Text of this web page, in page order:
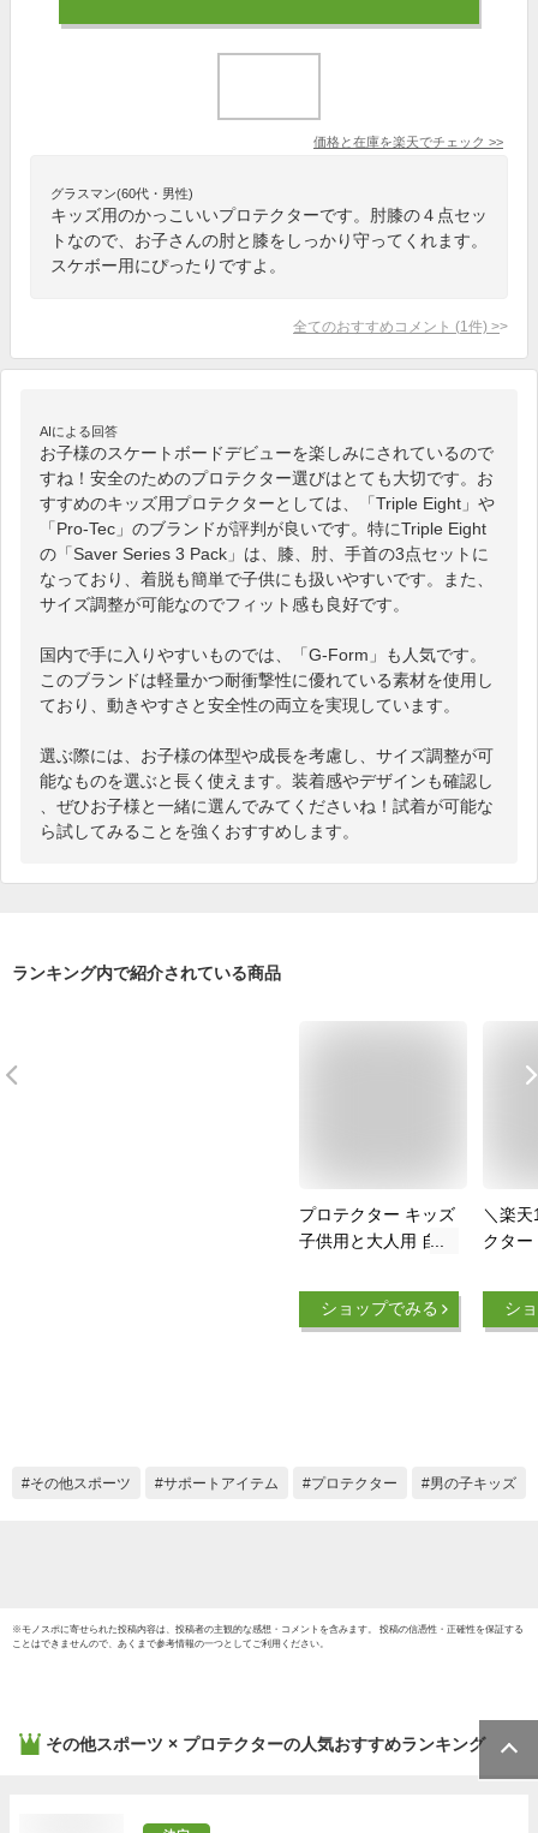
価格と在庫を楽天でチェック >>
グラスマン(60代・男性)
キッズ用のかっこいいプロテクターです。肘膝の４点セッ
トなので、お子さんの肘と膝をしっかり守ってくれます。
スケボー用にぴったりですよ。
全てのおすすめコメント (1 件) >
AIによる回答
お子様のスケートボードデビューを楽しみにされているので
すね！安全のためのプロテクター選びはとても大切です。お
すすめのキッズ用プロテクターとしては、「Triple Eight」や
「Pro-Tec」のブランドが評判が良いです。特にTriple Eight
の「Saver Series 3 Pack」は、膝、肘、手首の3点セットに
なっており、着脱も簡単で子供にも扱いやすいです。また、
サイズ調整が可能なのでフィット感も良好です。
国内で手に入りやすいものでは、「G-Form」も人気です。
このブランドは軽量かつ耐衝撃性に優れている素材を使用し
ており、動きやすさと安全性の両立を実現しています。
選ぶ際には、お子様の体型や成長を考慮し、サイズ調整が可
能なものを選ぶと長く使えます。装着感やデザインも確認し
、ぜひお子様と一緒に選んでみてくださいね！試着が可能な
ら試してみることを強くおすすめします。
ランキング内で紹介されている商品
プロテクター キッズ
子供用と大人用 自転
ローラースケート バ
イク プロテクター
LADYS）)
ショップでみる
＼楽
クター
ット
ロテ
こども
シ
その他スポーツ サポートアイテム プロテクター 男の子キッズ
※モノスポに寄せられた投稿内容は、投稿者の主観的な感想・コメントを含みます。 投稿の信憑性・正確性を保証する
ことはできませんので、あくまで参考情報の一つとしてご利用ください。
その他スポーツ × プロテクターの人気おすすめランキング